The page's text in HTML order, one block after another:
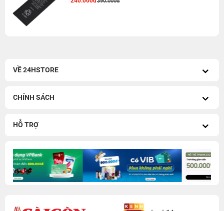
VỀ 24HSTORE
CHÍNH SÁCH
HỖ TRỢ